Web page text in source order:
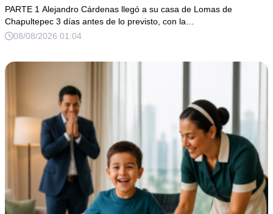
PARTE 1 Alejandro Cárdenas llegó a su casa de Lomas de
Chapultepec 3 días antes de lo previsto, con la…
08/08/2026 01:04